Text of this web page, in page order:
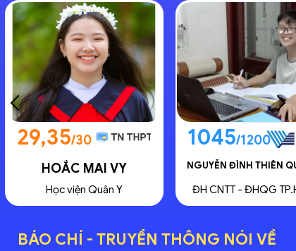
/30
TN THPT
Hoàng Thanh Vân
Đỗ Đại học 2025
120/150
Điểm thi HSA
NGUYỄN ĐÌNH THIÊN QUANG
ĐH CNTT - ĐHQG TP.HCM
1045/1200
ĐÀO XUÂN
Đại học Bách Khoa
29,05/30
BÁO CHÍ - TRUYỀN THÔNG NÓI VỀ